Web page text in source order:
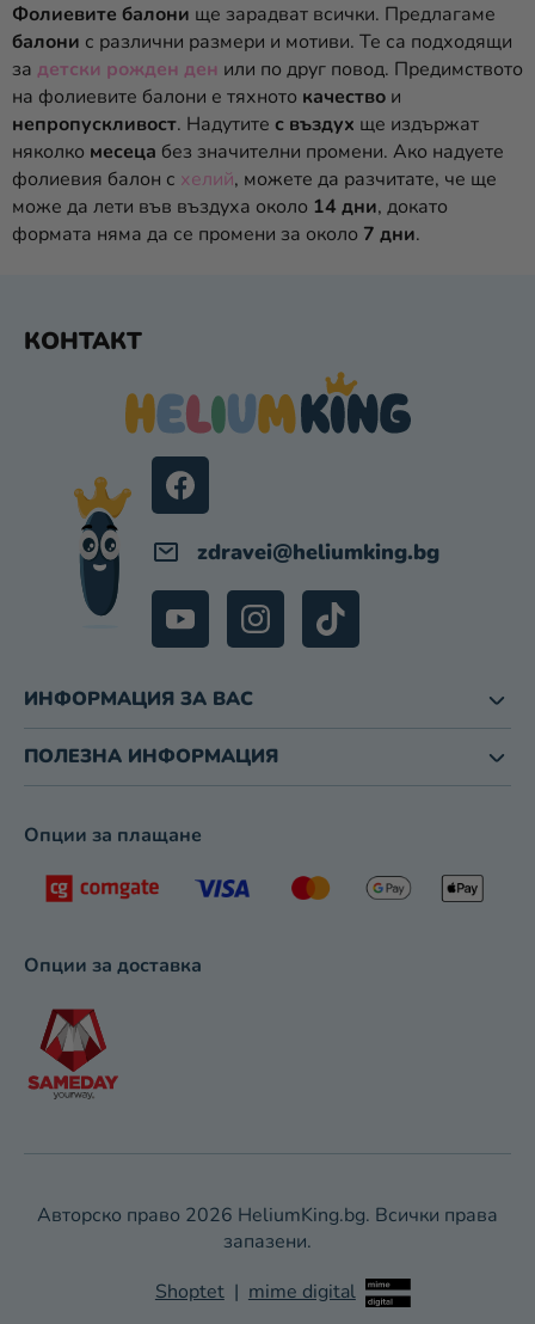
И
Е
Л
Е
М
Е
Н
Т
И
Р
О
Е
Фолиевите балони ще зарадват всички. Предлагаме
балони с различни размери и мотиви. Те са подходящи
за детски рожден ден или по друг повод. Предимството
на фолиевите балони е тяхното качество и
непропускливост. Надутите с въздух ще издържат
няколко месеца без значителни промени. Ако надуете
фолиевия балон с хелий, можете да разчитате, че ще
може да лети във въздуха около 14 дни, докато
формата няма да се промени за около 7 дни.
КОНТАКТ
zdravei@heliumking.bg
ИНФОРМАЦИЯ ЗА ВАС
ПОЛЕЗНА ИНФОРМАЦИЯ
Опции за плащане
Опции за доставка
Shoptet | mime digital
Авторско право 2026 HeliumKing.bg. Всички права
запазени.